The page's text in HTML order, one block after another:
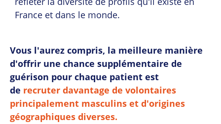
France et dans le monde.
Vous l'aurez compris, la meilleure manière
d'offrir une chance supplémentaire de
guérison pour chaque patient est
de recruter davantage de volontaires
principalement masculins et d'origines
géographiques diverses.